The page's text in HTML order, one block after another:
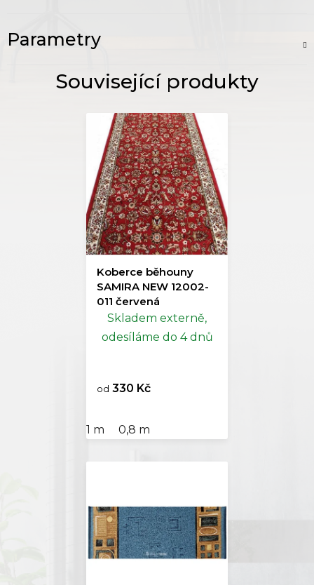
Parametry
Koberce běhouny
SAMIRA NEW 12002-
011 červená
Skladem externě,
odesíláme do 4 dnů
od 330 Kč
1 m 0,8 m